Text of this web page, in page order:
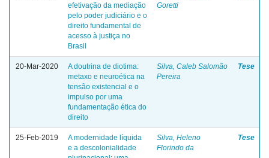
efetivação da mediação
pelo poder judiciário e o
direito fundamental de
acesso à justiça no
Brasil
Goretti
20-Mar-2020
A doutrina de diotima:
metaxo e neuroética na
tensão existencial e o
impulso por uma
fundamentação ética do
direito
Silva, Caleb Salomão
Pereira
Tese
25-Feb-2019
A modernidade líquida
e a descolonialidade
Silva, Heleno
Florindo da
Tese